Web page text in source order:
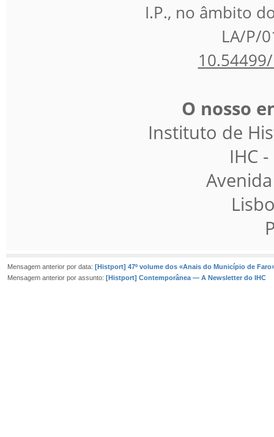
I.P., no âmbito
LA/P/
O nosso
Instituto de
IHC
Mensagem anterior por data: [Histport] 47º volume dos «Anais do Município de
Mensagem anterior por assunto: [Histport] Contemporânea — A Newsletter do IHC